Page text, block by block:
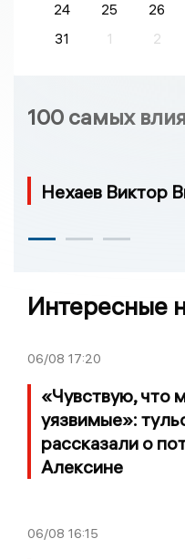
24
25 26
31
1 2
100 самых
Нехаев Виктор
Интересные
06/08 17:20
«Чувствую, что
уязвимые»:
рассказали о
Алексине
06/08 16:15